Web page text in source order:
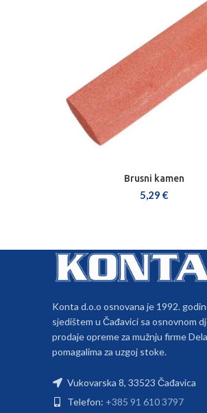
DODAJ U KOŠARICU
Brusni kamen
5,29 €
Konta d.o.o osnovana je 1992.
sjedištem u Čađavici sa osnovnom
prodaje opreme za mužnju firme
pomagalima za uzgoj stoke.
Vukovarska 8, 33523 Čađavica
Telefon: +385 91 610 3797